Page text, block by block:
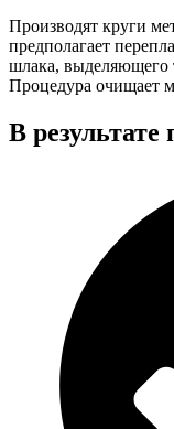
Производят круги
предполагает
шлака, выделяющего
Процедура очищает
В результате